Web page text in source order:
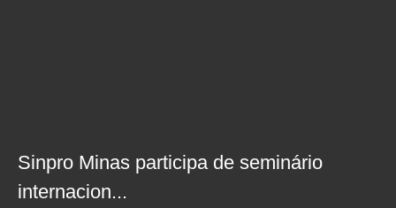
Sinpro Minas participa de seminário
internacion...